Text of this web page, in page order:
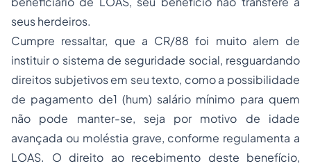
seus herdeiros.
Cumpre ressaltar, que a CR/88 foi muito alem de
instituir o sistema de seguridade social, resguardando
direitos subjetivos em seu texto, como a possibilidade
de pagamento de1 (hum) salário mínimo para quem
não pode manter-se, seja por motivo de idade
avançada ou moléstia grave, conforme regulamenta a
LOAS. O direito ao recebimento deste benefício,